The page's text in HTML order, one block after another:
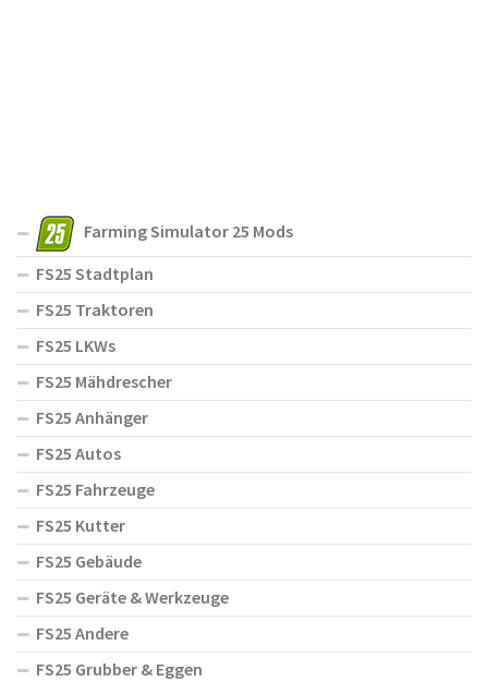
Farming Simulator 25 Mods
FS25 Stadtplan
FS25 Traktoren
FS25 LKWs
FS25 Mähdrescher
FS25 Anhänger
FS25 Autos
FS25 Fahrzeuge
FS25 Kutter
FS25 Gebäude
FS25 Geräte & Werkzeuge
FS25 Andere
FS25 Grubber & Eggen